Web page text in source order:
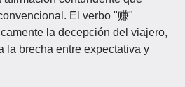
El verbo "赚"
la decepción del viajero,
la brecha entre expectativa y